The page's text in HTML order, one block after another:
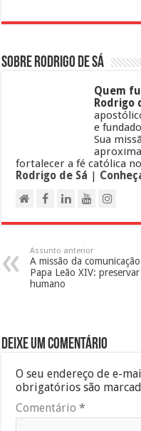
Sobre Rodrigo de Sá
Quem
Rodrigo
e
Sua
fortalecer a fé católica
Rodrigo de Sá |
Assunto anterior
A missão da
Papa Leão XIV:
humano
Deixe um comentário
O seu endereço de e-
obrigatórios são
Comentário*